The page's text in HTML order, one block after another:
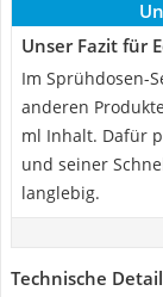
Unser Fazit für
Im Sprühdosen-
anderen
ml Inhalt. Dafür
und seiner
langlebig.
Technische